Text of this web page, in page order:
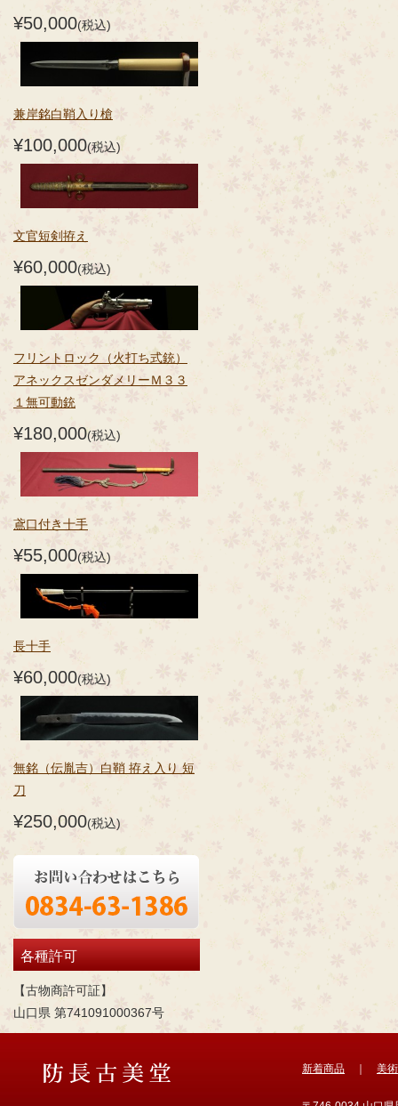
¥50,000(税込)
兼岸銘白鞘入り槍
¥100,000(税込)
文官短剣拵え
¥60,000(税込)
フリントロック（火打ち式銃）
アネックスゼンダメリーＭ３３
１無可動銃
¥180,000(税込)
鳶口付き十手
¥55,000(税込)
長十手
¥60,000(税込)
無銘（伝胤吉）白鞘 拵え入り 短
刀
¥250,000(税込)
各種許可
【古物商許可証】
山口県 第741091000367号
新着商品 美